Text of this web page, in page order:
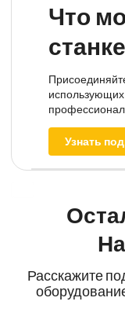
Что
использующих
Узнать
Расскажите